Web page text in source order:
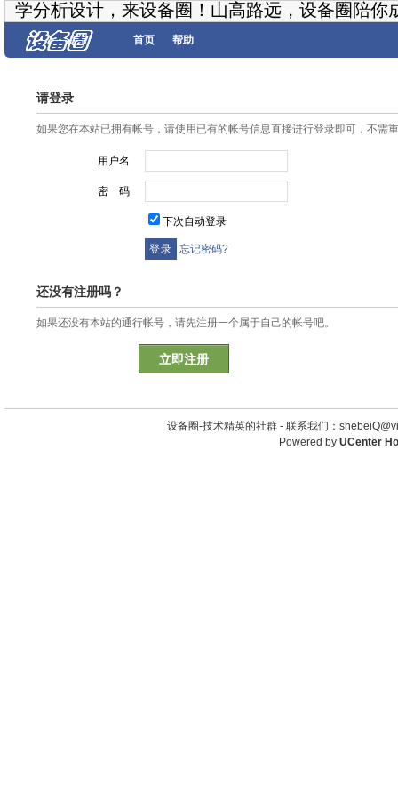
学分析设计，来设备圈！山高路远，设备圈陪你
首页 帮助
请登录
如果您在本站已拥有帐号，请使用已有的帐号信息直接进行登录即可，不需
用户名
密 码
下次自动登录
忘记密码?
还没有注册吗？
如果还没有本站的通行帐号，请先注册一个属于自己的帐号吧。
立即注册
设备圈-技术精英的社群 - 联系我们：
Powered by UCenter